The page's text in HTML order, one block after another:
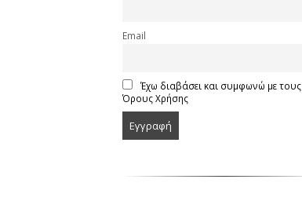
Email
Έχω διαβάσει και συμφωνώ με τους
Όρους Χρήσης